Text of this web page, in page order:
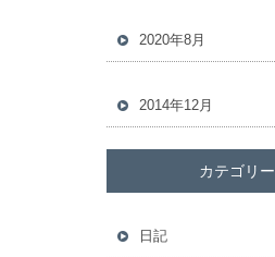
2020年8月
2014年12月
カテゴリー
日記